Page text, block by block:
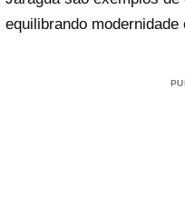
equilibrando modernidade